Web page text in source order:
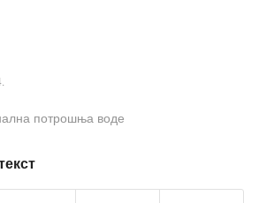
потрошња воде